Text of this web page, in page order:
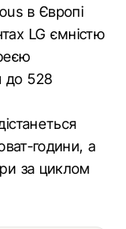
в Європі
LG ємністю
до 528
години, а
за циклом